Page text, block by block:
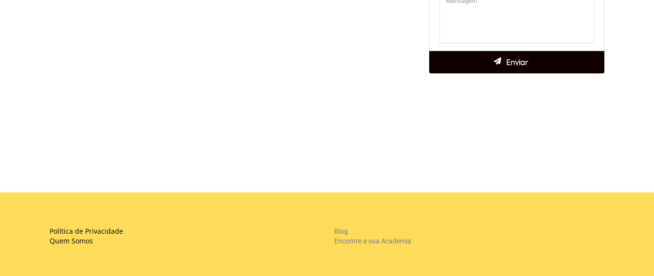
Política de Privacidade
Quem Somos
Blog
Encontre a sua Academia